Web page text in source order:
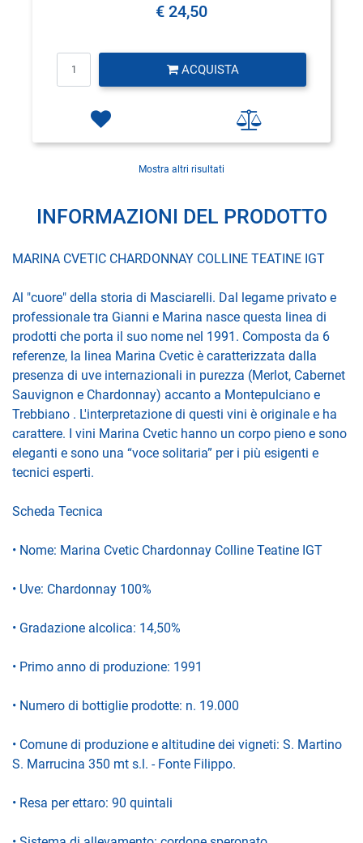
€ 24,50
ACQUISTA
Mostra altri risultati
INFORMAZIONI DEL PRODOTTO
MARINA CVETIC CHARDONNAY COLLINE TEATINE IGT
Al "cuore" della storia di Masciarelli. Dal legame privato e
professionale tra Gianni e Marina nasce questa linea di
prodotti che porta il suo nome nel 1991. Composta da 6
referenze, la linea Marina Cvetic è caratterizzata dalla
presenza di uve internazionali in purezza (Merlot, Cabernet
Sauvignon e Chardonnay) accanto a Montepulciano e
Trebbiano . L'interpretazione di questi vini è originale e ha
carattere. I vini Marina Cvetic hanno un corpo pieno e sono
eleganti e sono una “voce solitaria” per i più esigenti e
tecnici esperti.
Scheda Tecnica
• Nome: Marina Cvetic Chardonnay Colline Teatine IGT
• Uve: Chardonnay 100%
• Gradazione alcolica: 14,50%
• Primo anno di produzione: 1991
• Numero di bottiglie prodotte: n. 19.000
• Comune di produzione e altitudine dei vigneti: S. Martino
S. Marrucina 350 mt s.l. - Fonte Filippo.
• Resa per ettaro: 90 quintali